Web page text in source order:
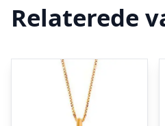
Relaterede